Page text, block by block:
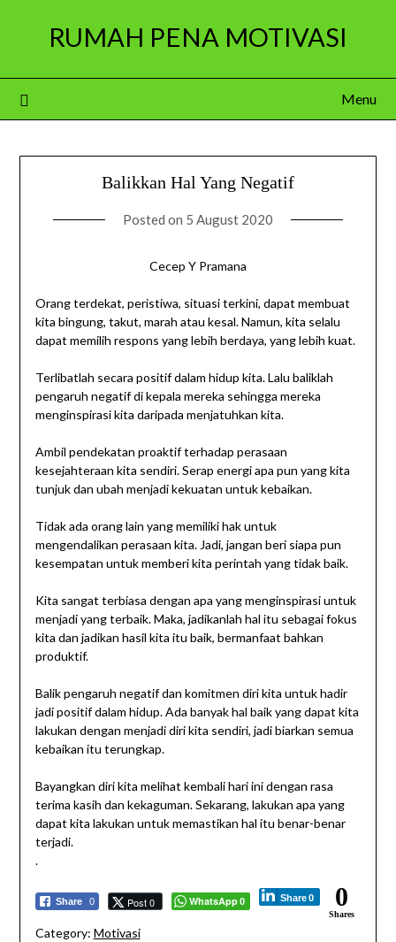
RUMAH PENA MOTIVASI
Menu
Balikkan Hal Yang Negatif
Posted on 5 August 2020
Cecep Y Pramana
Orang terdekat, peristiwa, situasi terkini, dapat membuat
kita bingung, takut, marah atau kesal. Namun, kita selalu
dapat memilih respons yang lebih berdaya, yang lebih kuat.
Terlibatlah secara positif dalam hidup kita. Lalu baliklah
pengaruh negatif di kepala mereka sehingga mereka
menginspirasi kita daripada menjatuhkan kita.
Ambil pendekatan proaktif terhadap perasaan
kesejahteraan kita sendiri. Serap energi apa pun yang kita
tunjuk dan ubah menjadi kekuatan untuk kebaikan.
Tidak ada orang lain yang memiliki hak untuk
mengendalikan perasaan kita. Jadi, jangan beri siapa pun
kesempatan untuk memberi kita perintah yang tidak baik.
Kita sangat terbiasa dengan apa yang menginspirasi untuk
menjadi yang terbaik. Maka, jadikanlah hal itu sebagai fokus
kita dan jadikan hasil kita itu baik, bermanfaat bahkan
produktif.
Balik pengaruh negatif dan komitmen diri kita untuk hadir
jadi positif dalam hidup. Ada banyak hal baik yang dapat kita
lakukan dengan menjadi diri kita sendiri, jadi biarkan semua
kebaikan itu terungkap.
Bayangkan diri kita melihat kembali hari ini dengan rasa
terima kasih dan kekaguman. Sekarang, lakukan apa yang
dapat kita lakukan untuk memastikan hal itu benar-benar
terjadi.
.
Share 0 Post 0 WhatsApp 0 Share 0 0
Shares
Category: Motivasi